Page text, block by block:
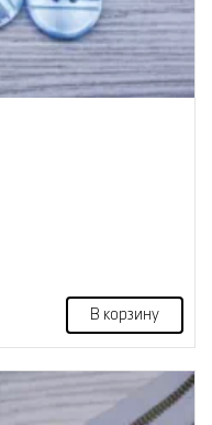
В корзину